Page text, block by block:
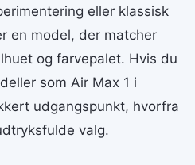
eller klassisk
en model, der matcher
og farvepalet. Hvis du
som Air Max 1 i
udgangspunkt, hvorfra
valg.